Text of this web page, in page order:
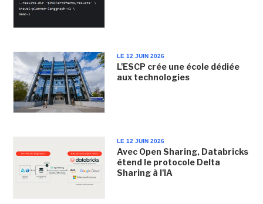
LE 12 JUIN 2026
L'ESCP crée une école dédiée
aux technologies
LE 12 JUIN 2026
Avec Open Sharing, Databricks
étend le protocole Delta
Sharing à l'IA